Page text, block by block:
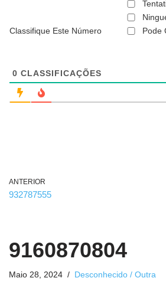
Classifique Este Número
Pode
0 CLASSIFICAÇÕES
ANTERIOR
932787555
9160870804
Maio 28, 2024 Desconhecido / Outra